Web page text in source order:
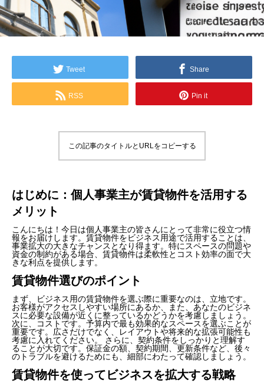
Tweet Share
RSS Pin it
この記事のタイトルとURLをコピーする
はじめに：個人事業主が賃貸物件を活用する
メリット
こんにちは！今日は個人事業主の皆さんにとって非常に役立つ情
報をお届けします。賃貸物件をビジネス用途で活用することは、
事業拡大の大きなチャンスとなり得ます。特にスペースの問題や
資金の制約がある場合、賃貸物件は柔軟性とコスト効率の面で大
きな利点を提供します。
賃貸物件選びのポイント
まず、ビジネス用の賃貸物件を選ぶ際に重要なのは、立地です。
お客様がアクセスしやすい場所にあるか、また、あなたのビジネ
スに必要な設備が近くに整っているかどうかを考慮しましょう。
次に、コストです。予算内で最も効果的なスペースを選ぶことが
重要です。広さだけでなく、レイアウトや将来的な拡張可能性も
考慮に入れてください。 さらに、契約条件をしっかりと理解す
ることが大切です。保証金の額、契約期間、更新条件など、後々
のトラブルを避けるためにも、細部にわたって確認しましょう。
賃貸物件を使ってビジネスを拡大する戦略